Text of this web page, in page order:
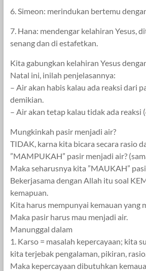
6. Simeon: merindukan bertemu
7. Hana: mendengar kelahiran Yesus,
senang dan di estafetkan.
Kita gabungkan kelahiran Yesus
Natal ini, inilah penjelasannya:
– Air akan habis kalau ada reaksi dari
demikian.
– Air akan tetap kalau tidak ada reaksi
Mungkinkah pasir menjadi air?
TIDAK, karna kita bicara secara rasio
”MAMPUKAH” pasir menjadi air?
Maka seharusnya kita ”MAUKAH”
Bekerjasama dengan Allah itu soal
kemapuan.
Kita harus mempunyai kemauan yang
Maka pasir harus mau menjadi air.
Manunggal dalam
1. Karso = masalah kepercayaan; kita
kita terjebak pengalaman, pikiran,
Maka kepercayaan dibutuhkan